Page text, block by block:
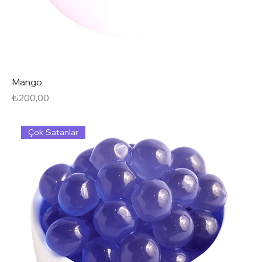
Mango
Fiyat
₺200,00
Çok Satanlar